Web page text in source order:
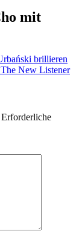
mit
brillieren
New Listener
Erforderliche